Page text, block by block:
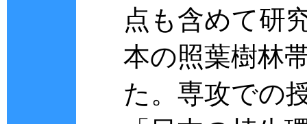
点も含めて研
本の照葉樹林
た。専攻での